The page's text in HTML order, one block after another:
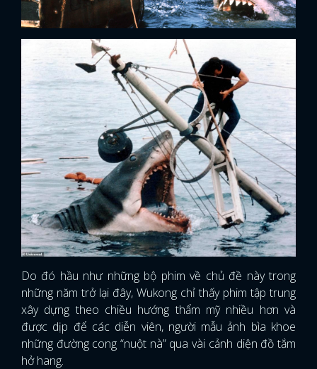
Do đó hầu như những bộ phim về chủ đề này trong
những năm trở lại đây, Wukong chỉ thấy phim tập trung
xây dựng theo chiều hướng thẩm mỹ nhiều hơn và
được dịp để các diễn viên, người mẫu ảnh bìa khoe
những đường cong “nuột nà” qua vài cảnh diện đồ tắm
hở hang.